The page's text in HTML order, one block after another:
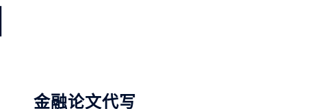
金融论文代写